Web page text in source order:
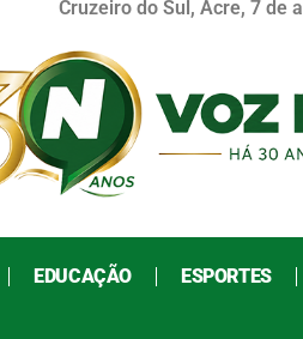
Cruzeiro do Sul, Acre, 7 de
EDUCAÇÃO ESPORTES